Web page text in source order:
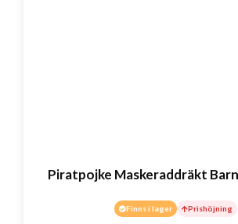
Piratpojke Maskeraddräkt
Finns i lager Prishöjning